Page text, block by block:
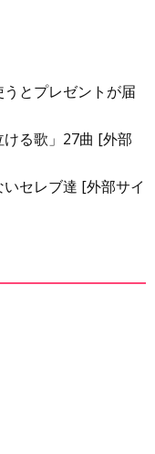
とプレゼントが届
る歌」27曲 [外部
セレブ達 [外部サイ